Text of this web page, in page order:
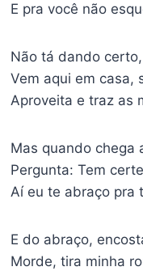
E pra você não
Não tá dando
Vem aqui em casa,
Aproveita e traz as
Mas quando chega
Pergunta: Tem
Aí eu te abraço pra
E do abraço,
Morde, tira minha